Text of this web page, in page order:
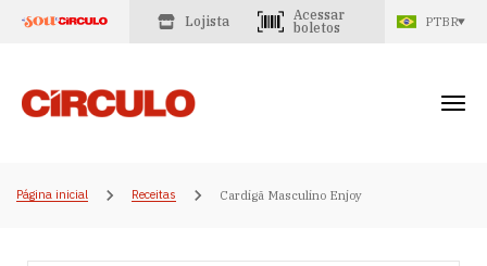
Lojista
Acessar
boletos
PTBR
Página inicial Receitas Cardigã Masculino Enjoy